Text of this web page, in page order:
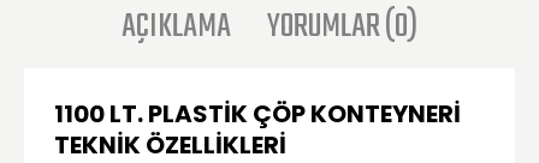
AÇIKLAMA YORUMLAR (0)
1100 LT. PLASTIK ÇÖP KONTEYNERI
TEKNIK ÖZELLIKLERI